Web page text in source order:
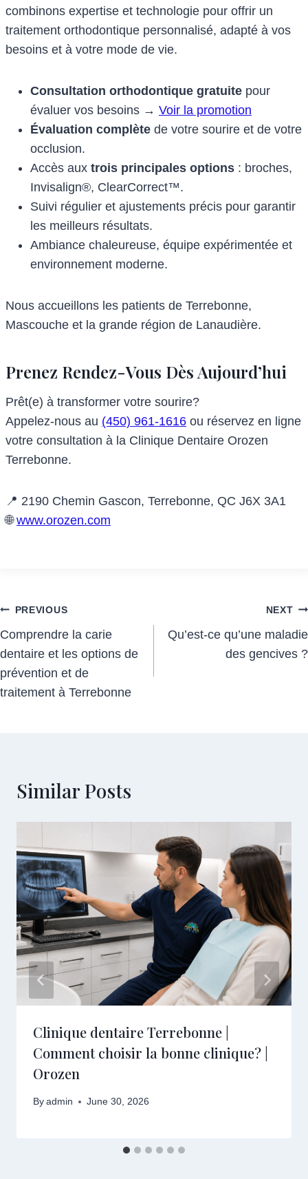
combinons expertise et technologie pour offrir un
traitement orthodontique personnalisé, adapté à vos
besoins et à votre mode de vie.
Consultation orthodontique gratuite pour
évaluer vos besoins → Voir la promotion
Évaluation complète de votre sourire et de votre
occlusion.
Accès aux trois principales options : broches,
Invisalign®, ClearCorrect™.
Suivi régulier et ajustements précis pour garantir
les meilleurs résultats.
Ambiance chaleureuse, équipe expérimentée et
environnement moderne.
Nous accueillons les patients de Terrebonne,
Mascouche et la grande région de Lanaudière.
Prenez Rendez-Vous Dès Aujourd’hui
Prêt(e) à transformer votre sourire?
Appelez-nous au (450) 961-1616 ou réservez en ligne
votre consultation à la Clinique Dentaire Orozen
Terrebonne.
📍 2190 Chemin Gascon, Terrebonne, QC J6X 3A1
🌐www.orozen.com
Post
navigation
PREVIOUS
Comprendre la carie
dentaire et les options de
prévention et de
traitement à Terrebonne
NEXT
Qu’est-ce qu’une maladie
des gencives ?
Similar Posts
Clinique dentaire Terrebonne |
Comment choisir la bonne clinique? |
Orozen
Byadmin June 30, 2026